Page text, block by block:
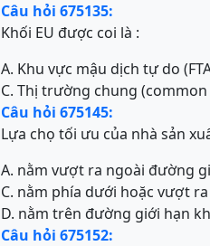
Câu hỏi 675135:
Khối EU được coi là :
A. Khu vực mậu dịch tự do
C. Thị trường chung
Câu hỏi 675145:
Lựa chọ tối ưu của nhà sản
A. nằm vượt ra ngoài đường
C. nằm phía dưới hoặc vượt
D. nằm trên đường giới hạn
Câu hỏi 675152: